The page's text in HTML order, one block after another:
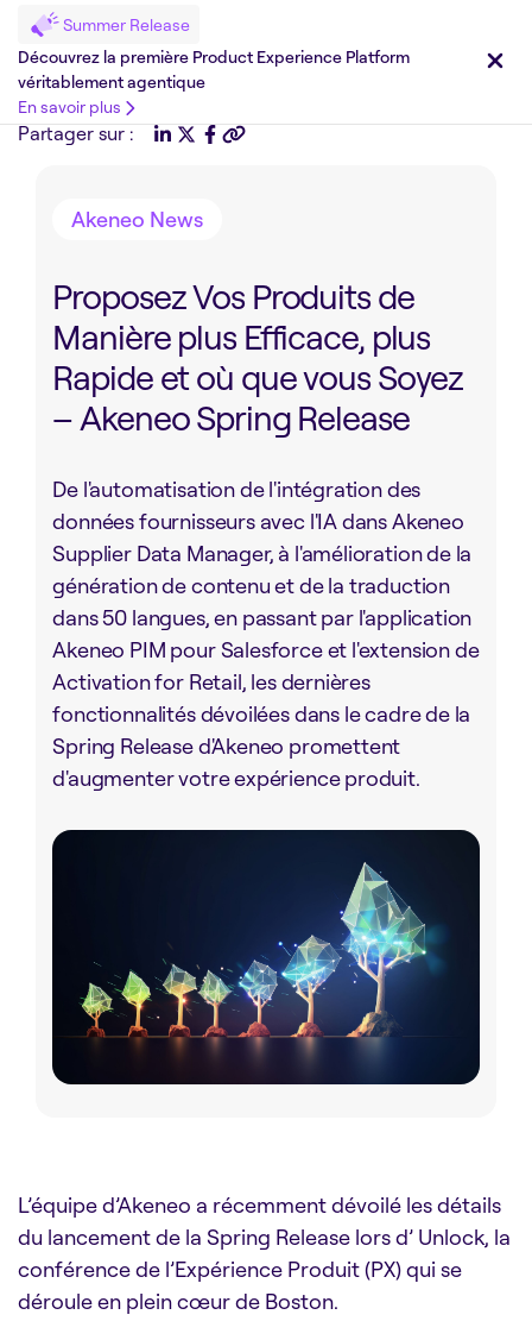
Summer Release
Découvrez la première Product Experience Platform
véritablement agentique
En savoir plus
Partager sur :
Akeneo News
Proposez Vos Produits de
Manière plus Efficace, plus
Rapide et où que vous Soyez
– Akeneo Spring Release
De l'automatisation de l'intégration des
données fournisseurs avec l'IA dans Akeneo
Supplier Data Manager, à l'amélioration de la
génération de contenu et de la traduction
dans 50 langues, en passant par l'application
Akeneo PIM pour Salesforce et l'extension de
Activation for Retail, les dernières
fonctionnalités dévoilées dans le cadre de la
Spring Release d'Akeneo promettent
d'augmenter votre expérience produit.
L’équipe d’Akeneo a récemment dévoilé les détails
du lancement de la Spring Release lors d’ Unlock, la
conférence de l’Expérience Produit (PX) qui se
déroule en plein cœur de Boston.